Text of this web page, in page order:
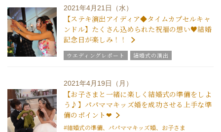
2021年4月21日（水）
【ステキ演出アイディア◆タイムカプセルキャ
ンドル】たくさん込められた祝福の想い♥結婚
記念日が楽しみ！！
ウエディングレポート
結婚式の演出
グラツィエのウエディング情報
結婚式の豆知識
ウエディングスタッフｖｏｉｃｅ
チームグラツィエメンバー
グラツィエについて
2021年4月19日（月）
【お子さまと一緒に楽しく結婚式の準備をしよ
う♪】パパママキッズ婚を成功させる上手な準
備のポイント❤
#結婚式の準備、パパママキッズ婚、お子さま